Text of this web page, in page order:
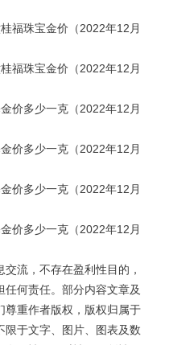
珠宝金价（2022年12月
珠宝金价（2022年12月
多少一克（2022年12月
多少一克（2022年12月
多少一克（2022年12月
多少一克（2022年12月
流，不存在盈利性目的，
何责任。部分内容文章及
尊重作者版权，版权归属于
限于文字、图片、图表及数